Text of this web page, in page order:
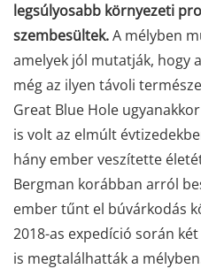
legsúlyosabb környezeti
szembesültek.A mélyben
amelyek jól mutatják, hogy
még az ilyen távoli
Great Blue Hole
is volt az elmúlt
hány ember veszítette
Bergman korábban arról
ember tűnt el búvárkodás
2018-as expedíció során
is megtalálhatták a